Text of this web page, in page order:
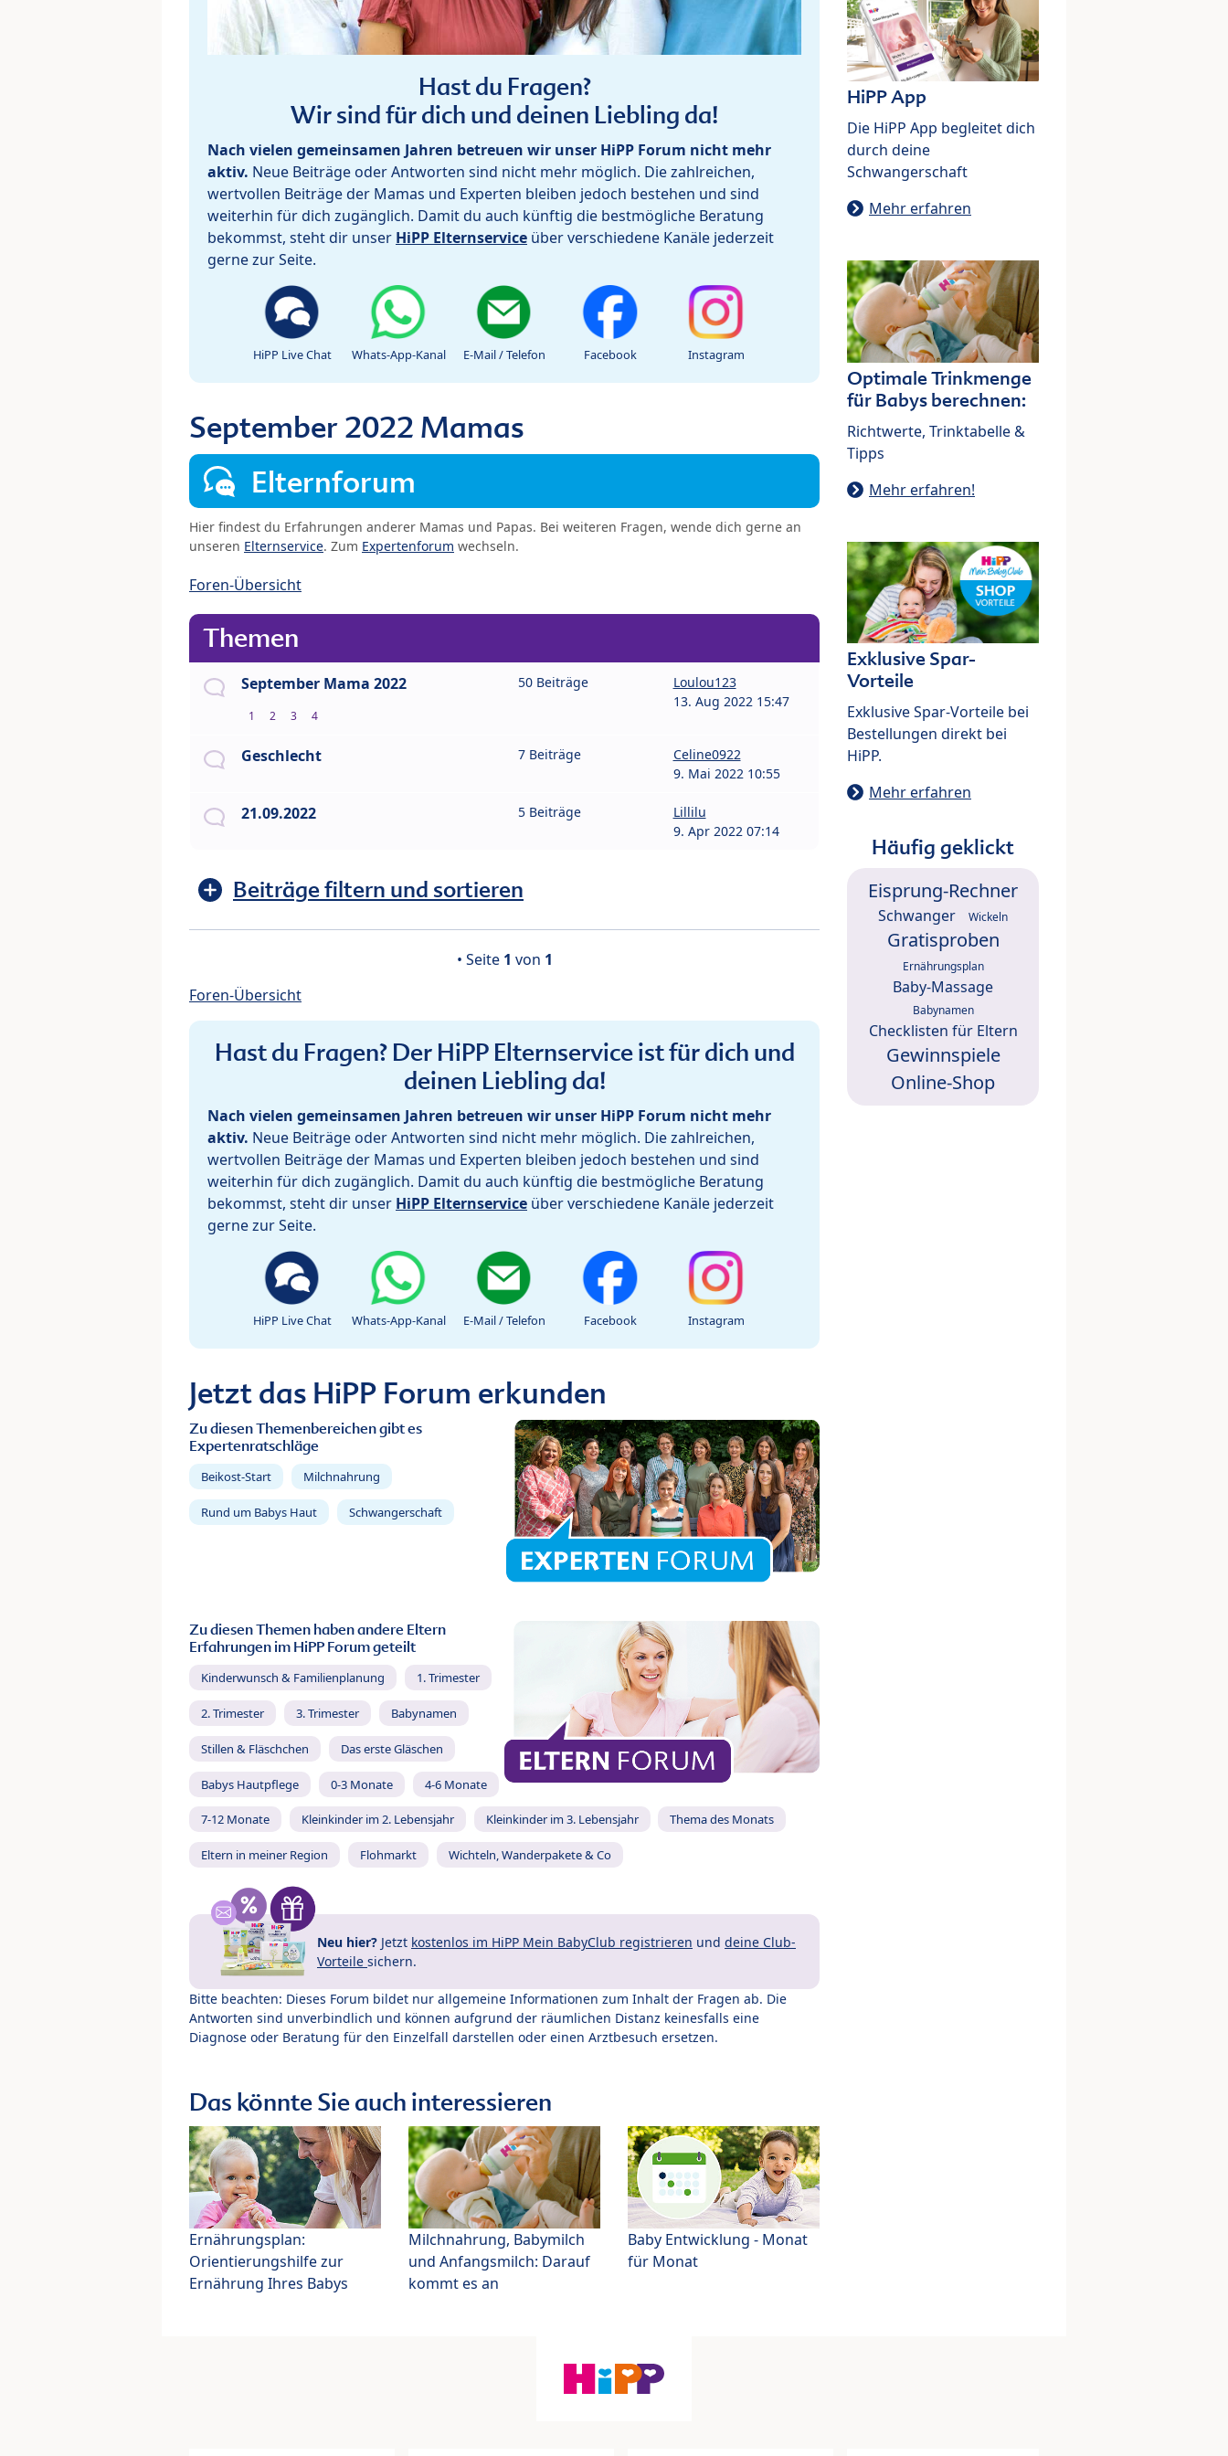
Hast du Fragen?
Wir sind für dich und deinen Liebling da!
Nach vielen gemeinsamen Jahren betreuen wir unser HiPP Forum nicht mehr
aktiv. Neue Beiträge oder Antworten sind nicht mehr möglich. Die zahlreichen,
wertvollen Beiträge der Mamas und Experten bleiben jedoch bestehen und sind
weiterhin für dich zugänglich. Damit du auch künftig die bestmögliche Beratung
bekommst, steht dir unser HiPP Elternservice über verschiedene Kanäle jederzeit
gerne zur Seite.
HiPP Live Chat Whats-App-Kanal E-Mail / Telefon Facebook Instagram
September 2022 Mamas
Elternforum
Hier findest du Erfahrungen anderer Mamas und Papas. Bei weiteren Fragen, wende dich gerne an
unseren Elternservice. Zum Expertenforum wechseln.
Foren-Übersicht
Themen
September Mama 2022
1 2 3 4
50 Beiträge
Loulou123
13. Aug 2022 15:47
Geschlecht 7 Beiträge
Celine0922
9. Mai 2022 10:55
21.09.2022 5 Beiträge
Lillilu
9. Apr 2022 07:14
Beiträge filtern und sortieren
• Seite 1 von 1
Foren-Übersicht
Hast du Fragen? Der HiPP Elternservice ist für dich und
deinen Liebling da!
Nach vielen gemeinsamen Jahren betreuen wir unser HiPP Forum nicht mehr
aktiv. Neue Beiträge oder Antworten sind nicht mehr möglich. Die zahlreichen,
wertvollen Beiträge der Mamas und Experten bleiben jedoch bestehen und sind
weiterhin für dich zugänglich. Damit du auch künftig die bestmögliche Beratung
bekommst, steht dir unser HiPP Elternservice über verschiedene Kanäle jederzeit
gerne zur Seite.
HiPP Live Chat Whats-App-Kanal E-Mail / Telefon Facebook Instagram
Jetzt das HiPP Forum erkunden
Zu diesen Themenbereichen gibt es
Expertenratschläge
Beikost-Start Milchnahrung
Rund um Babys Haut Schwangerschaft
Zu diesen Themen haben andere Eltern
Erfahrungen im HiPP Forum geteilt
Kinderwunsch & Familienplanung 1. Trimester
2. Trimester 3. Trimester Babynamen
Stillen & Fläschchen Das erste Gläschen
Babys Hautpflege 0-3 Monate 4-6 Monate
7-12 Monate Kleinkinder im 2. Lebensjahr Kleinkinder im 3. Lebensjahr Thema des Monats
Eltern in meiner Region Flohmarkt Wichteln, Wanderpakete & Co
Neu hier? Jetzt kostenlos im HiPP Mein BabyClub registrieren und deine Club-
Vorteile sichern.
Bitte beachten: Dieses Forum bildet nur allgemeine Informationen zum Inhalt der Fragen ab. Die
Antworten sind unverbindlich und können aufgrund der räumlichen Distanz keinesfalls eine
Diagnose oder Beratung für den Einzelfall darstellen oder einen Arztbesuch ersetzen.
Das könnte Sie auch interessieren
Ernährungsplan:
Orientierungshilfe zur
Ernährung Ihres Babys
Milchnahrung, Babymilch
und Anfangsmilch: Darauf
kommt es an
Baby Entwicklung - Monat
für Monat
HiPP App
Die HiPP App begleitet dich
durch deine
Schwangerschaft
Mehr erfahren
Optimale Trinkmenge
für Babys berechnen:
Richtwerte, Trinktabelle &
Tipps
Mehr erfahren!
Exklusive Spar-
Vorteile
Exklusive Spar-Vorteile bei
Bestellungen direkt bei
HiPP.
Mehr erfahren
Häufig geklickt
Eisprung-Rechner
Schwanger Wickeln
Gratisproben
Ernährungsplan
Baby-Massage
Babynamen
Checklisten für Eltern
Gewinnspiele
Online-Shop